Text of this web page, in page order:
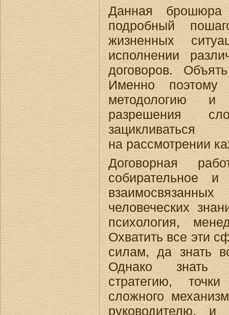
Данная
подробный
жизненных
исполнении
договоров.
Именно поэтому
методологию и
разрешения
зацикливаться
на рассмотрении
Договорная
собирательное
человеческих
психология,
Охватить все эти
силам, да знать
Однако знать
стратегию,
сложного
руководителю, и